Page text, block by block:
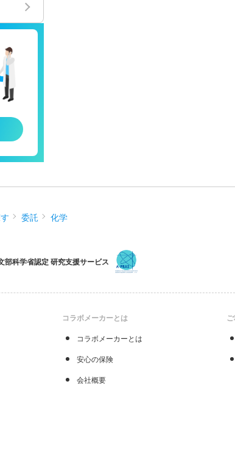
委託 化学
部科学省認定 研究支援サービス
コラボメーカーとは
コラボメーカーとは
安心の保険
会社概要